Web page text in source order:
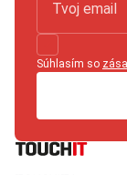
Súhlasím so